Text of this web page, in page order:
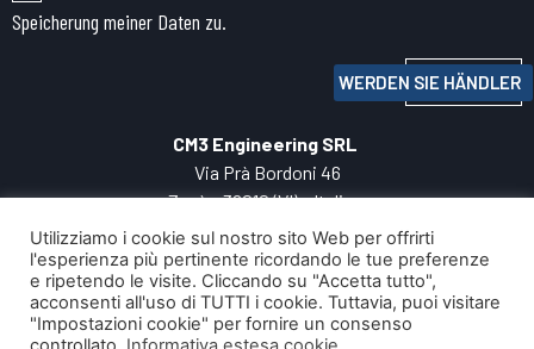
WERDEN SIE HÄNDLER
Speicherung meiner Daten zu.
Senden
CM3 Engineering SRL
Via Prà Bordoni 46
Zanè – 36010 (VI) – Italien
TEL: +39 0445.060050
P.IVA: 04271800247
INFO:cm3@cm3engineering.com
Privacy Policy
Ihre digitale Entwicklung mit
Utilizziamo i cookie sul nostro sito Web per offrirti
l'esperienza più pertinente ricordando le tue preferenze
e ripetendo le visite. Cliccando su "Accetta tutto",
acconsenti all'uso di TUTTI i cookie. Tuttavia, puoi visitare
"Impostazioni cookie" per fornire un consenso